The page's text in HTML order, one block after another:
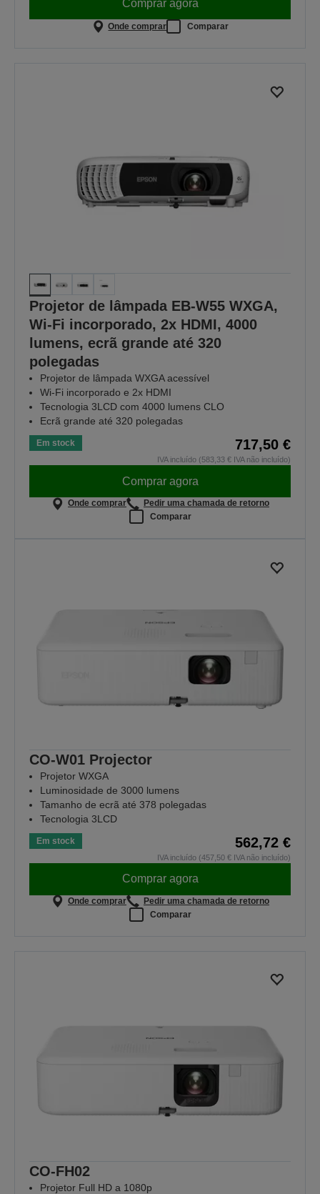
Comprar agora
Onde comprar Comparar
Projetor de lâmpada EB-W55 WXGA,
Wi-Fi incorporado, 2x HDMI, 4000
lumens, ecrã grande até 320
polegadas
Projetor de lâmpada WXGA acessível
Wi-Fi incorporado e 2x HDMI
Tecnologia 3LCD com 4000 lumens CLO
Ecrã grande até 320 polegadas
Em stock 717,50 €
IVA incluído (583,33 € IVA não incluído)
Comprar agora
Onde comprar
Pedir uma chamada de retorno
Comparar
CO-W01 Projector
Projetor WXGA
Luminosidade de 3000 lumens
Tamanho de ecrã até 378 polegadas
Tecnologia 3LCD
Em stock 562,72 €
IVA incluído (457,50 € IVA não incluído)
Comprar agora
Onde comprar
Pedir uma chamada de retorno
Comparar
CO-FH02
Projetor Full HD a 1080p